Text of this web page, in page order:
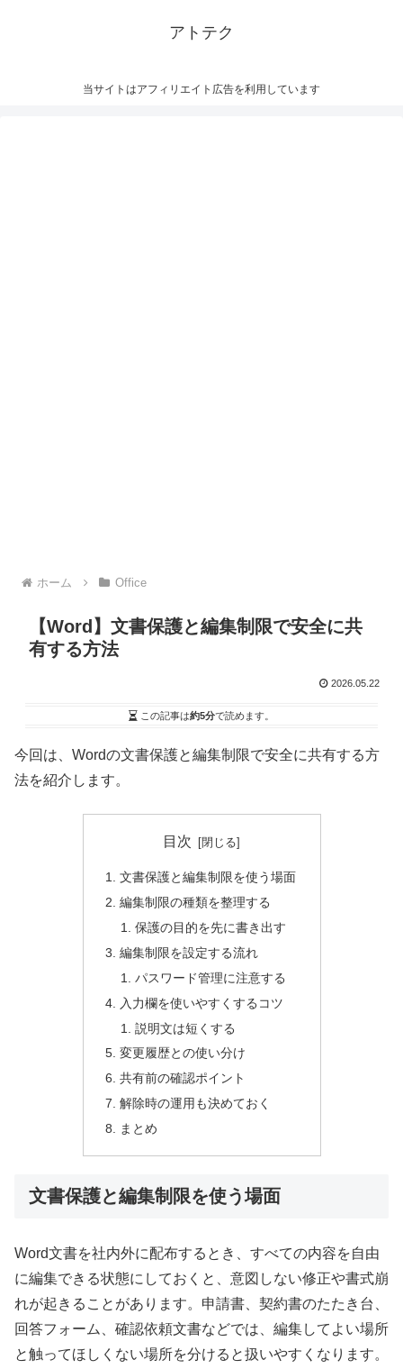
アトテク
当サイトはアフィリエイト広告を利用しています
ホーム Office
【Word】文書保護と編集制限で安全に共
有する方法
2026.05.22
この記事は約5分で読めます。
今回は、Wordの文書保護と編集制限で安全に共有する方
法を紹介します。
目次
文書保護と編集制限を使う場面
編集制限の種類を整理する
保護の目的を先に書き出す
編集制限を設定する流れ
パスワード管理に注意する
入力欄を使いやすくするコツ
説明文は短くする
変更履歴との使い分け
共有前の確認ポイント
解除時の運用も決めておく
まとめ
文書保護と編集制限を使う場面
Word文書を社内外に配布するとき、すべての内容を自由
に編集できる状態にしておくと、意図しない修正や書式崩
れが起きることがあります。申請書、契約書のたたき台、
回答フォーム、確認依頼文書などでは、編集してよい場所
と触ってほしくない場所を分けると扱いやすくなります。